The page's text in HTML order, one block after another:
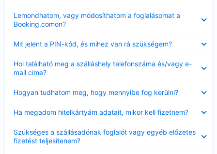
Lemondhatom, vagy módosíthatom a foglalásomat a
Booking.comon?
Mit jelent a PIN-kód, és mihez van rá szükségem?
Hol található meg a szálláshely telefonszáma és/vagy e-
mail címe?
Hogyan tudhatom meg, hogy mennyibe fog kerülni?
Ha megadom hitelkártyám adatait, mikor kell fizetnem?
Szükséges a szállásadónak foglalót vagy egyéb előzetes
fizetést teljesítenem?